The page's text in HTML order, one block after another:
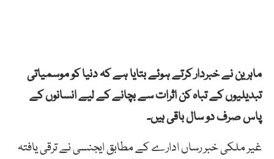
ماہرین نے خبردار کرتے ہوئے بتایا ہے کہ دنیا کو موسمیاتی
تبدیلیوں کے تباہ کن اثرات سے بچانے کے لیے انسانوں کے
پاس صرف دو سال باقی ہیں۔
غیر ملکی خبر رساں ادارے کے مطابق ایجنسی نے ترقی یافتہ